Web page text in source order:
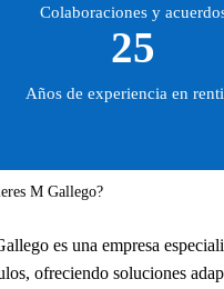
Colaboraciones y
25
Años de experiencia en
M Gallego?
es una empresa
ofreciendo soluciones